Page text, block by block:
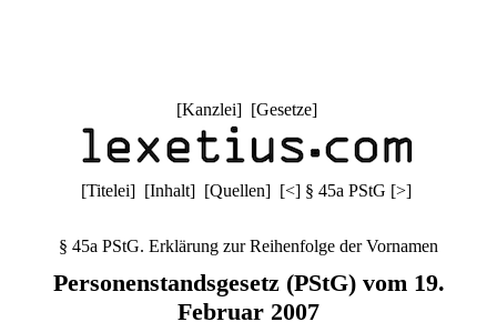
[Kanzlei] [Gesetze]
[Titelei] [Inhalt] [Quellen] [<] § 45a PStG [>]
§ 45a PStG. Erklärung zur Reihenfolge der Vornamen
Personenstandsgesetz (PStG) vom 19.
Februar 2007